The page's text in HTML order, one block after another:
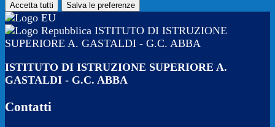
Accetta tutti Salva le preferenze
ISTITUTO DI ISTRUZIONE
SUPERIORE A. GASTALDI - G.C. ABBA
ISTITUTO DI ISTRUZIONE SUPERIORE A.
GASTALDI - G.C. ABBA
Contatti